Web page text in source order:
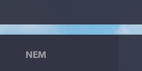
NEM